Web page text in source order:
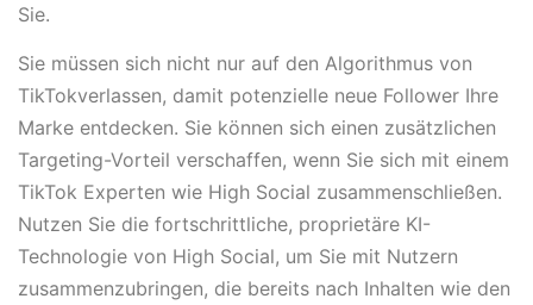
Sie.
Sie müssen sich nicht nur auf den Algorithmus von
TikTokverlassen, damit potenzielle neue Follower Ihre
Marke entdecken. Sie können sich einen zusätzlichen
Targeting-Vorteil verschaffen, wenn Sie sich mit einem
TikTok Experten wie High Social zusammenschließen.
Nutzen Sie die fortschrittliche, proprietäre KI-
Technologie von High Social, um Sie mit Nutzern
zusammenzubringen, die bereits nach Inhalten wie den